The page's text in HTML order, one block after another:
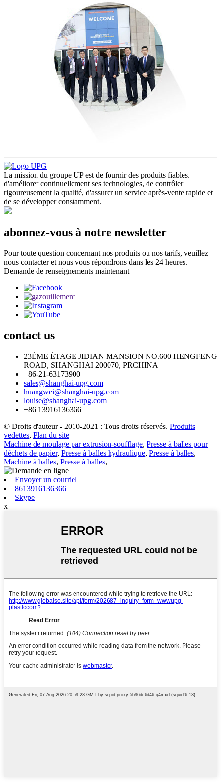
La mission du groupe UP est de fournir des produits fiables,
d'améliorer continuellement ses technologies, de contrôler
rigoureusement la qualité, d'assurer un service après-vente rapide et
de se développer constamment.
abonnez-vous à notre newsletter
Pour toute question concernant nos produits ou nos tarifs, veuillez
nous contacter et nous vous répondrons dans les 24 heures.
Demande de renseignements maintenant
contact us
23ÈME ÉTAGE JIDIAN MANSION NO.600 HENGFENG
ROAD, SHANGHAI 200070, PRCHINA
+86-21-63173900
sales@shanghai-upg.com
huangwei@shanghai-upg.com
louise@shanghai-upg.com
+86 13916136366
© Droits d'auteur - 2010-2021 : Tous droits réservés. Produits
vedettes, Plan du site
Machine de moulage par extrusion-soufflage, Presse à balles pour
déchets de papier, Presse à balles hydraulique, Presse à balles,
Machine à balles, Presse à balles,
Envoyer un courriel
8613916136366
Skype
x